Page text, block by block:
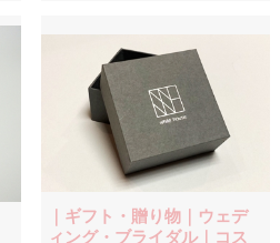
｜ギフト・贈り物｜ウェデ
ィング・ブライダル｜コス